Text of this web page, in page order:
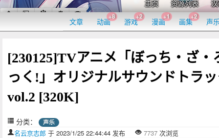
主页 资源列表
文章 动画
+8
游戏
+2
漫画
+1
画集
+2
声
[230125]TVアニメ「ぼっち・ざ・
っく!」オリジナルサウンドトラ
vol.2 [320K]
分类： 声乐
名云京志郎 于 2023/1/25 22:44:44 发布 7737 次浏览